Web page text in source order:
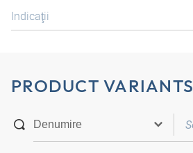
Indicaţii
PRODUCT VARIANTS